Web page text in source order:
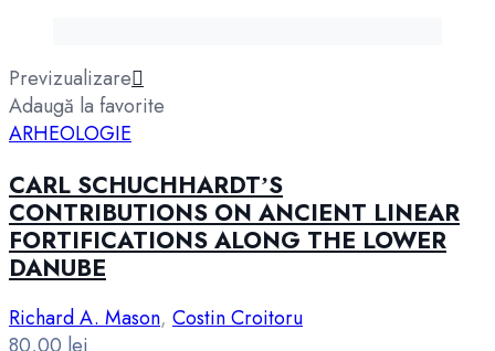
Previzualizare
Adaugă la favorite
ARHEOLOGIE
CARL SCHUCHHARDTʼS
CONTRIBUTIONS ON ANCIENT LINEAR
FORTIFICATIONS ALONG THE LOWER
DANUBE
Richard A. Mason, Costin Croitoru